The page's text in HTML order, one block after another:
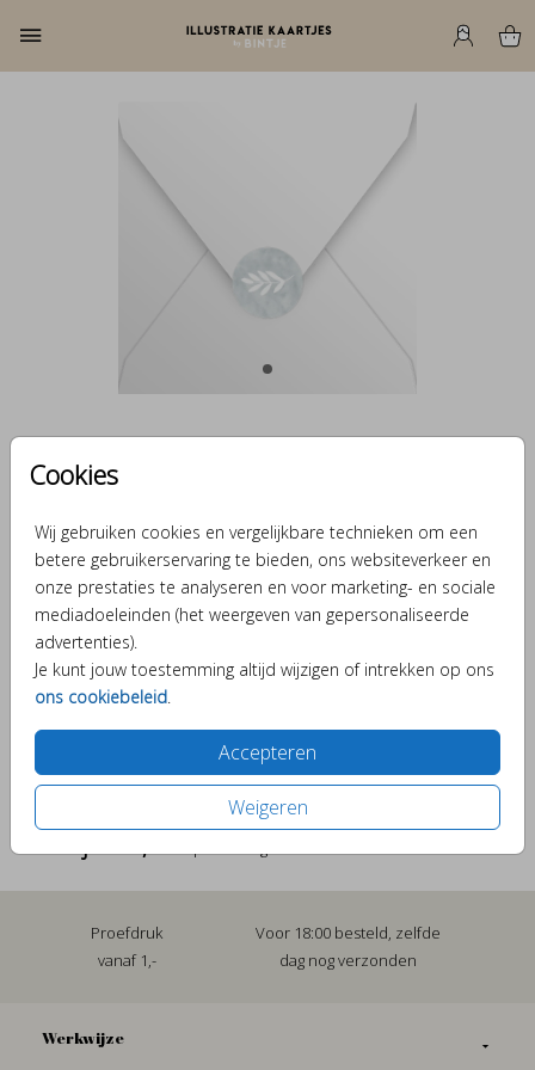
Cookies
Wij gebruiken cookies en vergelijkbare technieken om een
betere gebruikerservaring te bieden, ons websiteverkeer en
onze prestaties te analyseren en voor marketing- en sociale
mediadoeleinden (het weergeven van gepersonaliseerde
advertenties).
Je kunt jouw toestemming altijd wijzigen of intrekken op ons
ons cookiebeleid
Accepteren
Weigeren
Sluitzegel takje
watercolour
Helaas is dit product tijdelijk uitverkocht!
Heb je vragen? Neem dan contact met ons op.
Verschillende elementjes om je kaartje bijzonder te
maken.
Sluitzegel takje watercolour
Proefdruk
vanaf 1,-
Voor 18:00 besteld, zelfde
dag nog verzonden
Werkwijze